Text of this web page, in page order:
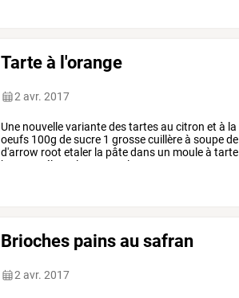
Tarte à l'orange
2 avr. 2017
Une nouvellevariantedestartesau citron et à la
oeufs 100g desucre 1 grossecuillèreà soupede
d'arrow root etaler la pâtedans un mouleà tarte
heure.
prélever le le
Brioches pains au safran
2 avr. 2017